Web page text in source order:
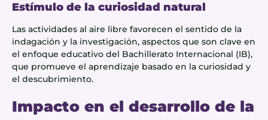
Estímulo de la curiosidad natural
Las actividades al aire libre favorecen el sentido de la
indagación y la investigación, aspectos que son clave en
el enfoque educativo del Bachillerato Internacional (IB),
que promueve el aprendizaje basado en la curiosidad y
el descubrimiento.
Impacto en el desarrollo de la